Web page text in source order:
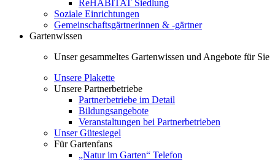
ReHABITAT Siedlung
Soziale Einrichtungen
Gemeinschaftsgärtnerinnen & -gärtner
Gartenwissen
Unser gesammeltes Gartenwissen und Angebote für Sie
Unsere Plakette
Unsere Partnerbetriebe
Partnerbetriebe im Detail
Bildungsangebote
Veranstaltungen bei Partnerbetrieben
Unser Gütesiegel
Für Gartenfans
„Natur im Garten“ Telefon